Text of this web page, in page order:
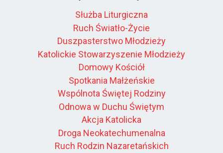
Służba Liturgiczna
Ruch Światło-Życie
Duszpasterstwo Młodzieży
Katolickie Stowarzyszenie Młodzieży
Domowy Kościół
Spotkania Małżeńskie
Wspólnota Świętej Rodziny
Odnowa w Duchu Świętym
Akcja Katolicka
Droga Neokatechumenalna
Ruch Rodzin Nazaretańskich